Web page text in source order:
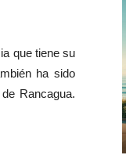
que tiene su
ha sido
Rancagua.